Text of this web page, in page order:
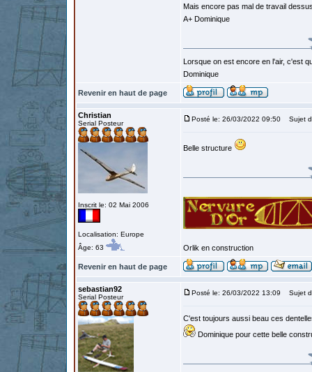
Mais encore pas mal de travail
A+ Dominique
Lorsque on est encore en l'air, c'est
Dominique
Revenir en haut de page
Christian
Serial Posteur
Inscrit le: 02 Mai 2006
Localisation: Europe
Âge: 63
Posté le: 26/03/2022 09:50 Sujet
Belle structure
Orlik en construction
Revenir en haut de page
sebastian92
Serial Posteur
Posté le: 26/03/2022 13:09 Sujet
C'est toujours aussi beau ces
Dominique pour cette belle